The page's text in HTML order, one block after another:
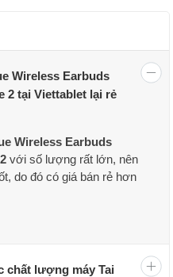
vi hoạt động xa và khả năng
Wireless Earbuds
2 tại Viettablet lại rẻ
Wireless Earbuds
với số lượng rất lớn, nên
do đó có giá bán rẻ hơn
chất lượng máy Tai